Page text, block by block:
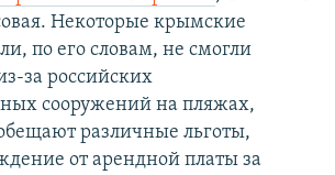
Некоторые крымские
по его словам, не смогли
за российских
сооружений на пляжах,
различные льготы,
от арендной платы за